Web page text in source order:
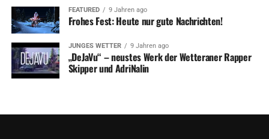
FEATURED 9 Jahren ago
Frohes Fest: Heute nur gute Nachrichten!
JUNGES WETTER 9 Jahren ago
„DeJaVu“ – neustes Werk der Wetteraner Rapper
Skipper und AdriNalin